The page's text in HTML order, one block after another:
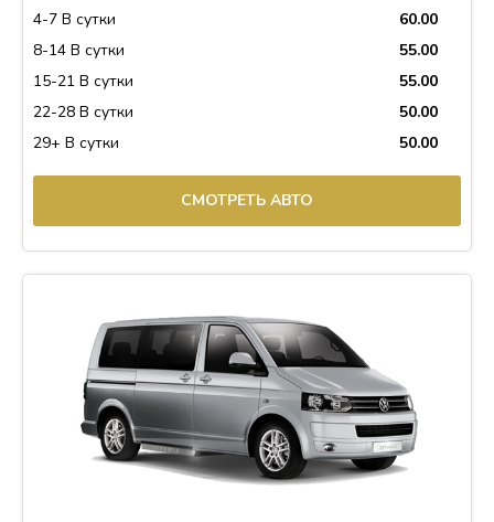
4-7 В сутки
60.00
8-14 В сутки
55.00
15-21 В сутки
55.00
22-28 В сутки
50.00
29+ В сутки
50.00
СМОТРЕТЬ АВТО